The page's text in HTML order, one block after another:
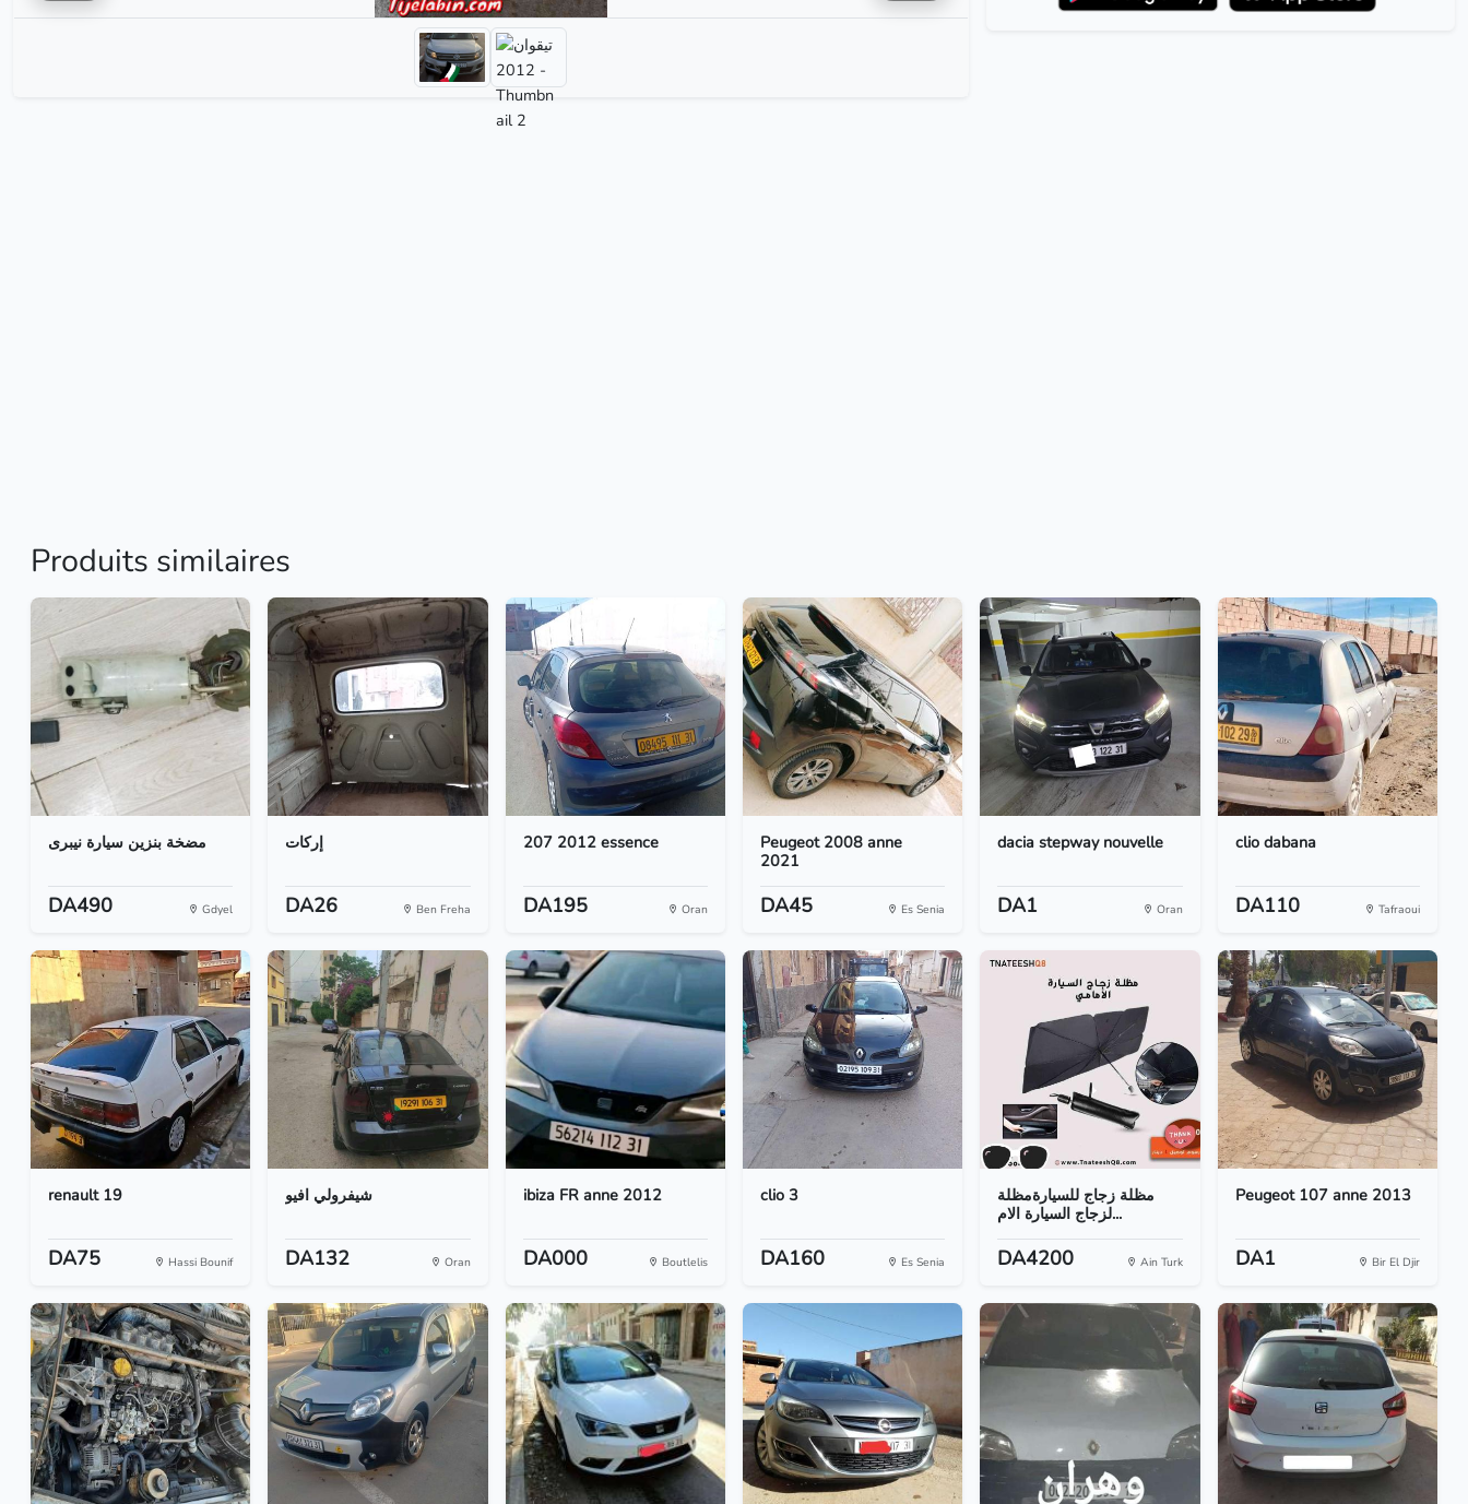
Produits similaires
مضخة بنزين سيارة نيبرى
DA490 Gdyel
إركات
DA26 Ben Freha
207 2012 essence
DA195 Oran
Peugeot 2008 anne
2021
DA45 Es Senia
dacia stepway nouvelle
DA1 Oran
clio dabana
DA110 Tafraoui
renault 19
DA75 Hassi Bounif
شيفرولي افيو
DA132 Oran
ibiza FR anne 2012
DA000 Boutlelis
clio 3
DA160 Es Senia
مظلة زجاج للسيارةمظلة
لزجاج السيارة الام...
DA4200 Ain Turk
Peugeot 107 anne 2013
DA1 Bir El Djir